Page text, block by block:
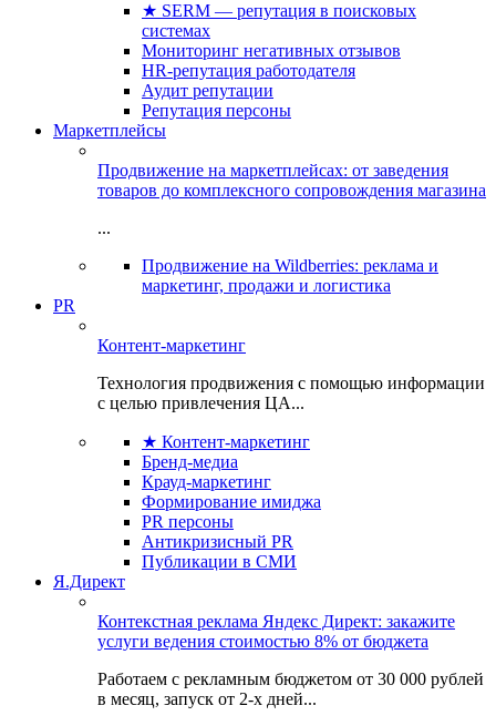
★ SERM — репутация в поисковых
системах
Мониторинг негативных отзывов
HR-репутация работодателя
Аудит репутации
Репутация персоны
Маркетплейсы
Продвижение на маркетплейсах: от заведения
товаров до комплексного сопровождения магазина
...
Продвижение на Wildberries: реклама и
маркетинг, продажи и логистика
PR
Контент-маркетинг
Технология продвижения с помощью информации
с целью привлечения ЦА...
★ Контент-маркетинг
Бренд-медиа
Крауд-маркетинг
Формирование имиджа
PR персоны
Антикризисный PR
Публикации в СМИ
Я.Директ
Контекстная реклама Яндекс Директ: закажите
услуги ведения стоимостью 8% от бюджета
Работаем с рекламным бюджетом от 30 000 рублей
в месяц, запуск от 2-х дней...